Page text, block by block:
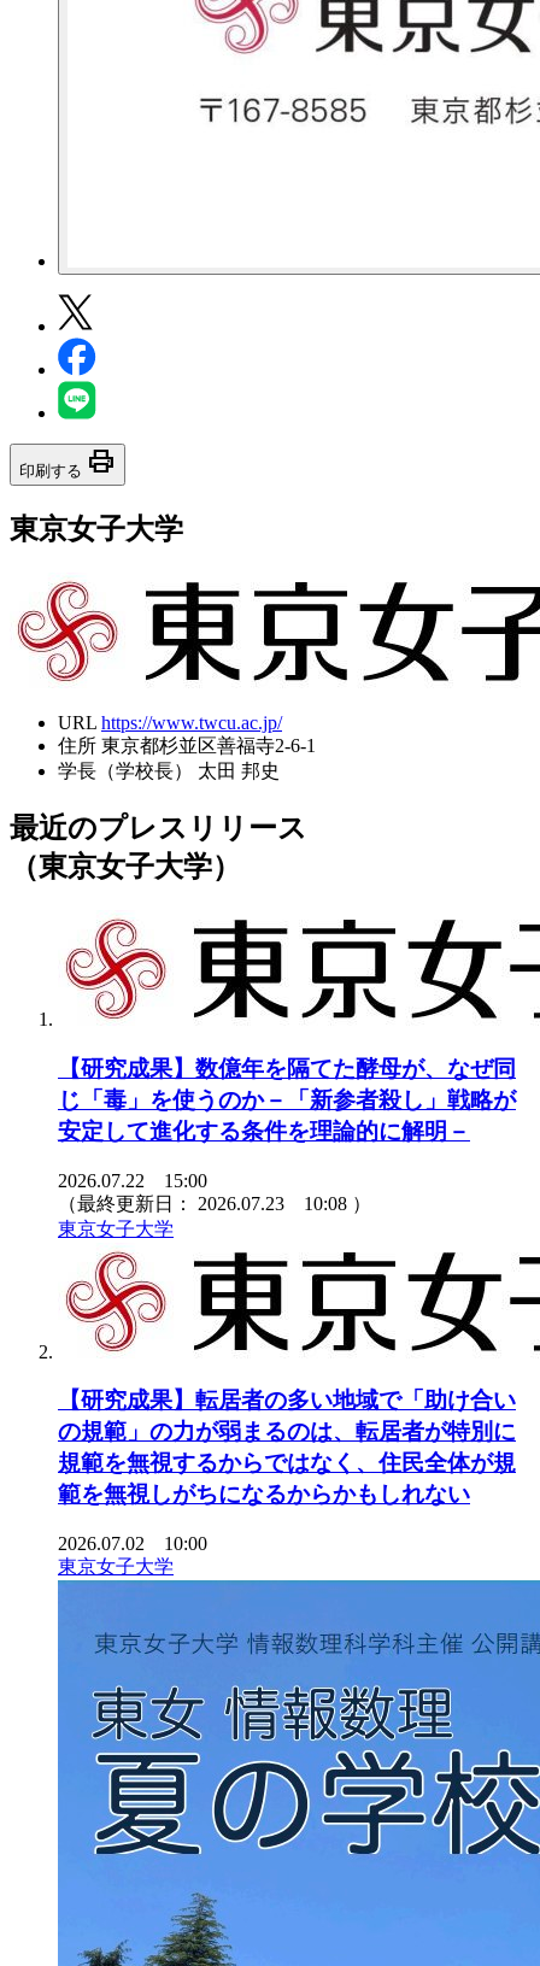
印刷する print
東京女子大学
URL https://www.twcu.ac.jp/
住所 東京都杉並区善福寺2-6-1
学長（学校長）
太田 邦史
最近のプレスリリース
（東京女子大学）
【研究成果】数億年を隔てた酵母が、なぜ同
じ「毒」を使うのか－「新参者殺し」戦略が
安定して進化する条件を理論的に解明－
2026.07.22 15:00
（最終更新日： 2026.07.23 10:08 ）
東京女子大学
【研究成果】転居者の多い地域で「助け合い
の規範」の力が弱まるのは、転居者が特別に
規範を無視するからではなく、住民全体が規
範を無視しがちになるからかもしれない
2026.07.02 10:00
東京女子大学